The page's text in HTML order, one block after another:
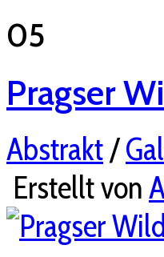
05
Pragser
Abstrakt/
Erstellt von